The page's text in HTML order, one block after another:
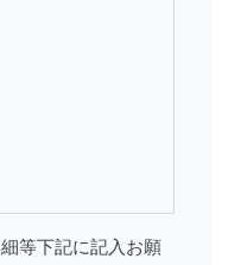
等下記に記入お願